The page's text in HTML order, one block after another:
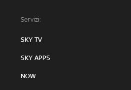
Servizi:
SKY TV
SKY APPS
NOW